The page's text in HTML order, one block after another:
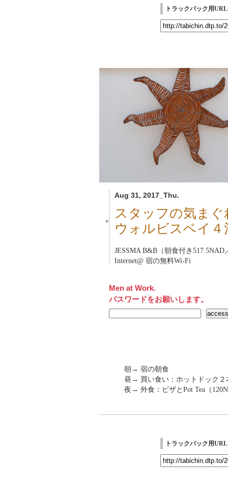
トラックバック用URL
Aug 31, 2017_Thu.
■
スタッフの気まぐ
ウォルビスベイ
JESSMA B&B（朝食付き517.5NAD
Internet@ 宿の無料Wi-Fi
Men at Work.
パスワードをお願いします。
朝→ 宿の朝食
昼→ 買い食い：ホットドック２
夜→ 外食：ピザとPot Tea（
トラックバック用URL